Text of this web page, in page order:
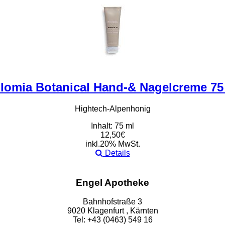
Botanical Hand-& Nagelcreme
Hightech-Alpenhonig
Inhalt: 75 ml
12,50€
inkl.20% MwSt.
Details
Engel Apotheke
Bahnhofstraße 3
9020 Klagenfurt , Kärnten
Tel: +43 (0463) 549 16